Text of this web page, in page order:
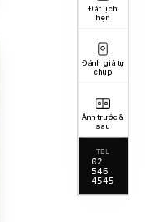
Đặt lịch
hẹn
Đánh giá tự
chụp
Ảnh trước &
sau
TEL
02
546
4545